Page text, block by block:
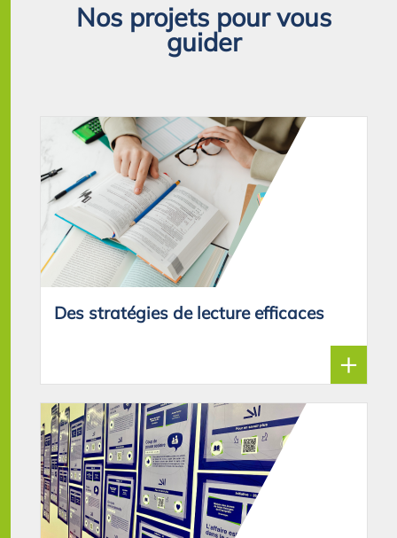
Nos projets pour vous
guider
Des stratégies de lecture efficaces
+